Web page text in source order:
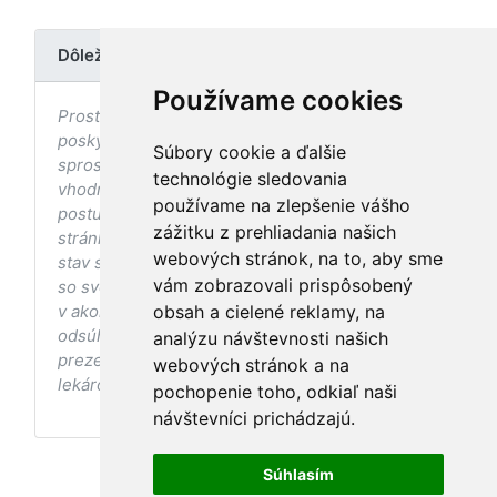
Používame cookies
Súbory cookie a ďalšie
technológie sledovania
používame na zlepšenie vášho
zážitku z prehliadania našich
webových stránok, na to, aby sme
vám zobrazovali prispôsobený
obsah a cielené reklamy, na
analýzu návštevnosti našich
webových stránok a na
pochopenie toho, odkiaľ naši
návštevníci prichádzajú.
Súhlasím
Dôležité upozornenie
Prostredníctvom stránky nedochádza k
poskytovaniu zdravotnej starostlivosti, ani k jej
sprostredkovaniu, ani k jej nahrádzaniu. O
vhodných postupoch v oblasti zdravia, vhodnosti
postupov a odporúčaní prezentovaných na
stránke s ohľadom na Váš zdravotný
stav sa pred ich aplikáciou vždy vopred poraďte
so svojím ošetrujúcim lekárom, a to najmä ak ste
v akomkoľvek štádiu tehotenstva. Bez
odsúhlasenia postupov a odporúčaní
prezentovaných na stránke Vaším ošetrujúcim
lekárom tieto postupy a odporúčania neaplikujte.